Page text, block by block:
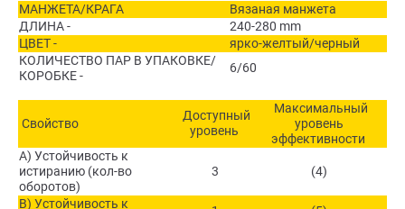
МАНЖЕТА/КРАГА
Вязаная манжета
ДЛИНА -
240-280 mm
ЦВЕТ -
ярко-желтый/черный
КОЛИЧЕСТВО ПАР В УПАКОВКЕ/
КОРОБКЕ -
6/60
Свойство
Доступный
уровень
Максимальный
уровень
эффективности
A) Устойчивость к
истиранию (кол-во
оборотов)
3 (4)
B) Устойчивость к